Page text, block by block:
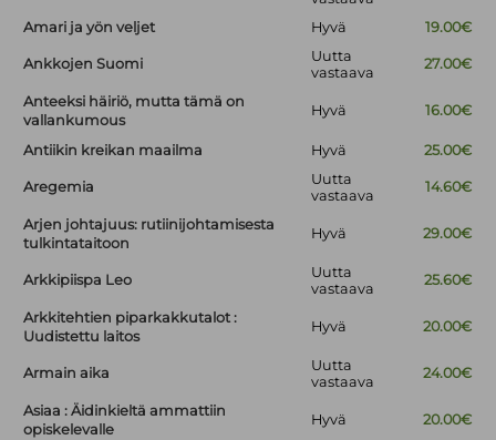
Amari ja yön veljet Hyvä 19.00€
Ankkojen Suomi
Uutta
vastaava
27.00€
Anteeksi häiriö, mutta tämä on
vallankumous
Hyvä 16.00€
Antiikin kreikan maailma Hyvä 25.00€
Aregemia
Uutta
vastaava
14.60€
Arjen johtajuus: rutiinijohtamisesta
tulkintataitoon
Hyvä 29.00€
Arkkipiispa Leo
Uutta
vastaava
25.60€
Arkkitehtien piparkakkutalot :
Uudistettu laitos
Hyvä 20.00€
Armain aika
Uutta
vastaava
24.00€
Asiaa : Äidinkieltä ammattiin
opiskelevalle
Hyvä 20.00€